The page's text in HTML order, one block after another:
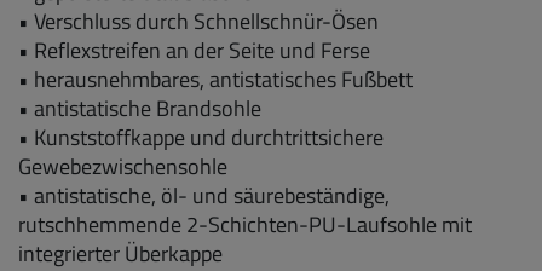
• Verschluss durch Schnellschnür-Ösen
• Reflexstreifen an der Seite und Ferse
• herausnehmbares, antistatisches Fußbett
• antistatische Brandsohle
• Kunststoffkappe und durchtrittsichere
Gewebezwischensohle
• antistatische, öl- und säurebeständige,
rutschhemmende 2-Schichten-PU-Laufsohle mit
integrierter Überkappe